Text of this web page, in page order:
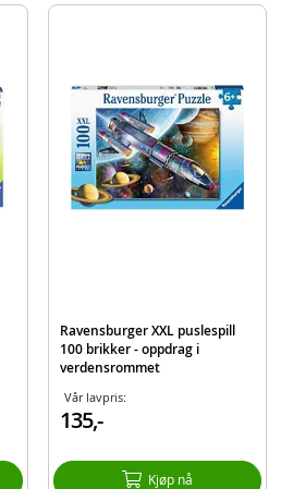
puslespill 100 brikker 10110899
4005556108992
Ravensburger XXL puslespill
100 brikker - oppdrag i
verdensrommet
Vår lavpris:
135,-
Kjøp nå